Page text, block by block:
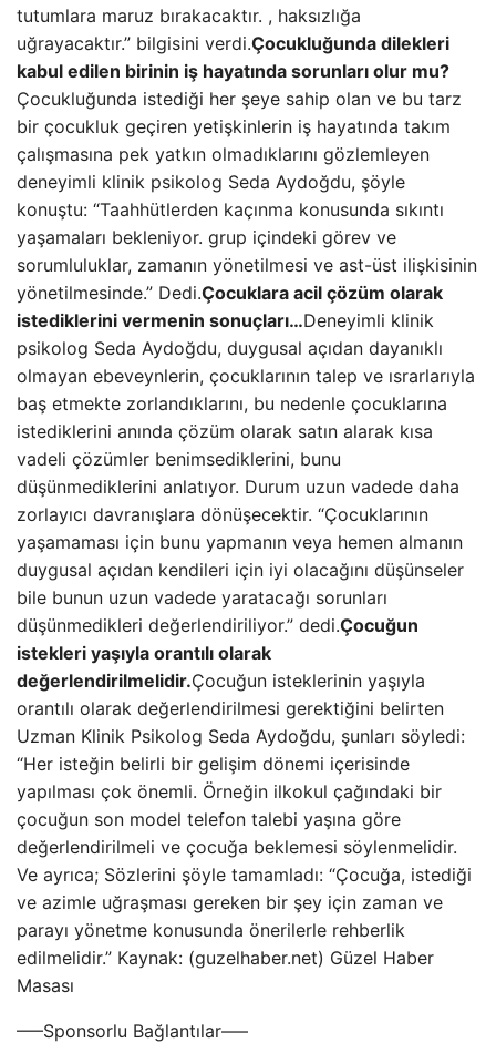
tutumlara maruz bırakacaktır. , haksızlığa
uğrayacaktır.” bilgisini verdi.Çocukluğunda dilekleri
kabul edilen birinin iş hayatında sorunları olur mu?
Çocukluğunda istediği her şeye sahip olan ve bu tarz
bir çocukluk geçiren yetişkinlerin iş hayatında takım
çalışmasına pek yatkın olmadıklarını gözlemleyen
deneyimli klinik psikolog Seda Aydoğdu, şöyle
konuştu: “Taahhütlerden kaçınma konusunda sıkıntı
yaşamaları bekleniyor. grup içindeki görev ve
sorumluluklar, zamanın yönetilmesi ve ast-üst ilişkisinin
yönetilmesinde.” Dedi.Çocuklara acil çözüm olarak
istediklerini vermenin sonuçları…Deneyimli klinik
psikolog Seda Aydoğdu, duygusal açıdan dayanıklı
olmayan ebeveynlerin, çocuklarının talep ve ısrarlarıyla
baş etmekte zorlandıklarını, bu nedenle çocuklarına
istediklerini anında çözüm olarak satın alarak kısa
vadeli çözümler benimsediklerini, bunu
düşünmediklerini anlatıyor. Durum uzun vadede daha
zorlayıcı davranışlara dönüşecektir. “Çocuklarının
yaşamaması için bunu yapmanın veya hemen almanın
duygusal açıdan kendileri için iyi olacağını düşünseler
bile bunun uzun vadede yaratacağı sorunları
düşünmedikleri değerlendiriliyor.” dedi.Çocuğun
istekleri yaşıyla orantılı olarak
değerlendirilmelidir.Çocuğun isteklerinin yaşıyla
orantılı olarak değerlendirilmesi gerektiğini belirten
Uzman Klinik Psikolog Seda Aydoğdu, şunları söyledi:
“Her isteğin belirli bir gelişim dönemi içerisinde
yapılması çok önemli. Örneğin ilkokul çağındaki bir
çocuğun son model telefon talebi yaşına göre
değerlendirilmeli ve çocuğa beklemesi söylenmelidir.
Ve ayrıca; Sözlerini şöyle tamamladı: “Çocuğa, istediği
ve azimle uğraşması gereken bir şey için zaman ve
parayı yönetme konusunda önerilerle rehberlik
edilmelidir.” Kaynak: (guzelhaber.net) Güzel Haber
Masası
—–Sponsorlu Bağlantılar—–